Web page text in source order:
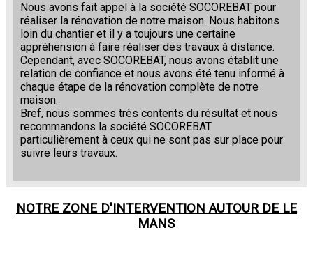
Nous avons fait appel à la société SOCOREBAT pour
réaliser la rénovation de notre maison. Nous habitons
loin du chantier et il y a toujours une certaine
appréhension à faire réaliser des travaux à distance.
Cependant, avec SOCOREBAT, nous avons établit une
relation de confiance et nous avons été tenu informé à
chaque étape de la rénovation complète de notre
maison.
Bref, nous sommes très contents du résultat et nous
recommandons la société SOCOREBAT
particulièrement à ceux qui ne sont pas sur place pour
suivre leurs travaux.
NOTRE ZONE D'INTERVENTION AUTOUR DE LE
MANS